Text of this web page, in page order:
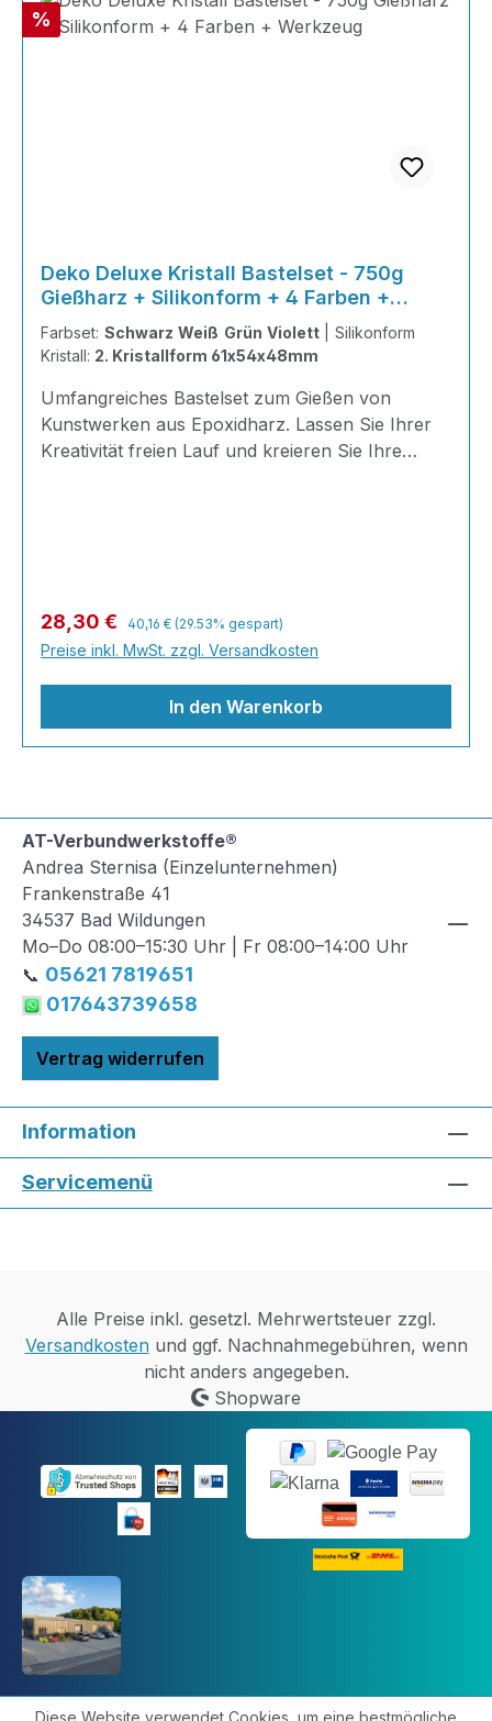
Rabatt
%
Deko Deluxe Kristall Bastelset - 750g
Gießharz + Silikonform + 4 Farben +
Werkzeug
Farbset: Schwarz Weiß Grün Violett
Silikonform
Kristall: 2. Kristallform 61x54x48mm
Umfangreiches Bastelset zum Gießen von
Kunstwerken aus Epoxidharz. Lassen Sie Ihrer
Kreativität freien Lauf und kreieren Sie Ihre
Haarsträhne des Kindes; ideal zum Verschenken
und auf jeden Fall ein Hingucker!Ein Spaß für
Groß und Klein! Inhalt 500g DIY Epoxidharz +
250g Härter 1x Spezialform
Verkaufspreis:
28,30 € Regulärer Preis:
40,16 € (29.53% gespart)
Preise inkl. MwSt. zzgl. Versandkosten
In den Warenkorb
AT-Verbundwerkstoffe®
Andrea Sternisa (Einzelunternehmen)
Frankenstraße 41
34537 Bad Wildungen
Mo–Do 08:00–15:30 Uhr | Fr 08:00–14:00 Uhr
📞 05621 7819651
017643739658
Vertrag widerrufen
Information
Servicemenü
Alle Preise inkl. gesetzl. Mehrwertsteuer zzgl.
Versandkostenund ggf. Nachnahmegebühren, wenn
nicht anders angegeben.
Shopware
Diese Website verwendet Cookies, um eine bestmögliche